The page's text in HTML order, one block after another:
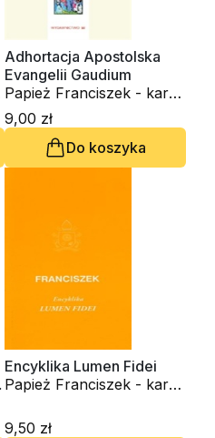
Adhortacja Apostolska
Evangelii Gaudium
Papież Franciszek - kard.
Jorge Mario Bergoglio
9,00 zł
Do koszyka
Encyklika Lumen Fidei
Papież Franciszek - kard.
9,50 zł